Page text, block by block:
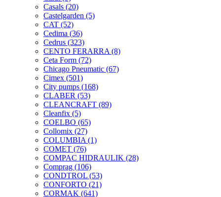
Casals (20)
Castelgarden (5)
CAT (52)
Cedima (36)
Cedrus (323)
CENTO FERARRA (8)
Ceta Form (72)
Chicago Pneumatic (67)
Cimex (501)
City pumps (168)
CLABER (53)
CLEANCRAFT (89)
Cleanfix (5)
COELBO (65)
Collomix (27)
COLUMBIA (1)
COMET (76)
COMPAC HIDRAULIK (28)
Comprag (106)
CONDTROL (53)
CONFORTO (21)
CORMAK (641)